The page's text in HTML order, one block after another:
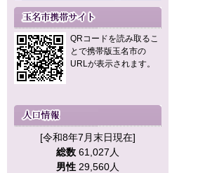
QRコードを読み取るこ
とで携帯版玉名市の
URLが表示されます。
[令和8年7月末日現在]
総数 61,027人
男性 29,560人